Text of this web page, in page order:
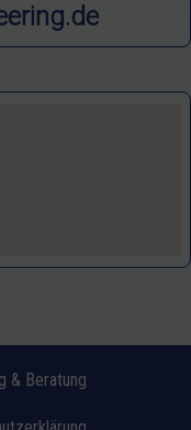
& Beratung